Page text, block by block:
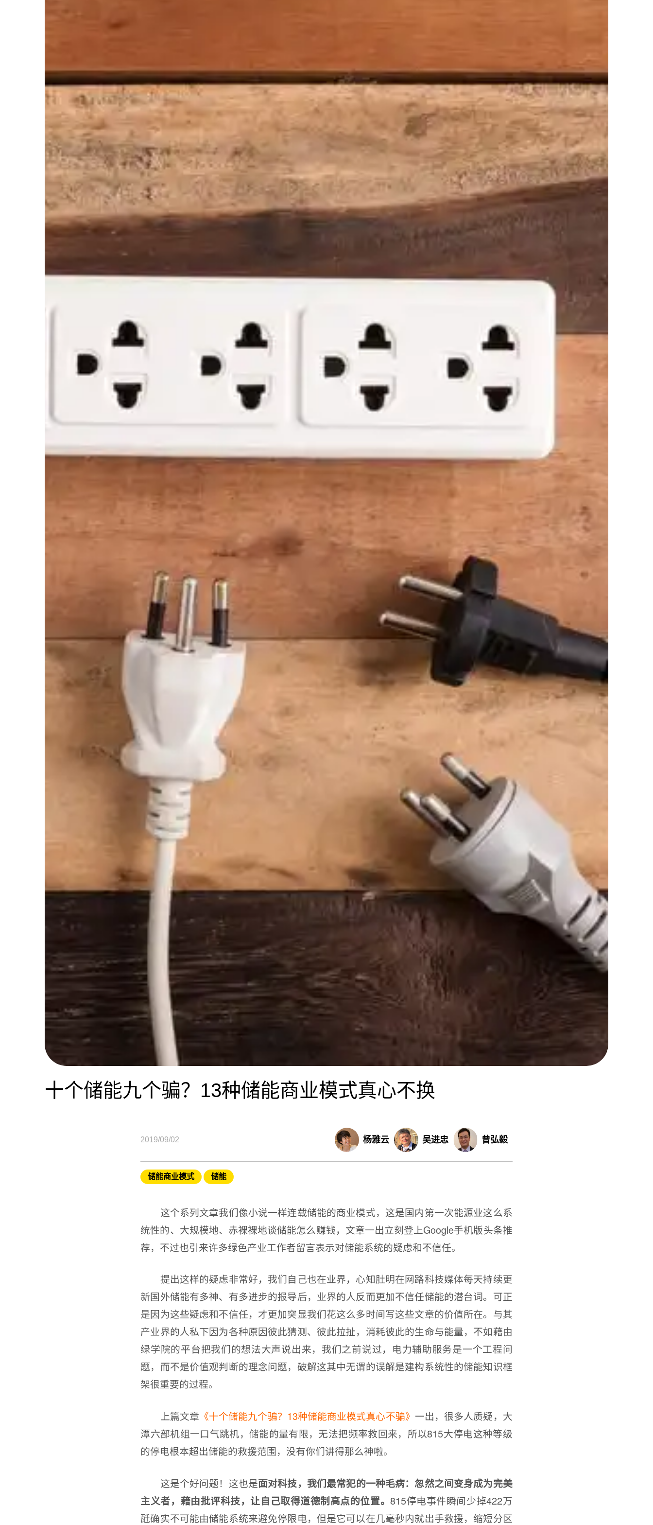
十个储能九个骗？13种储能商业模式真心不换
2019/09/02 杨雅云 吴进忠 曾弘毅
储能商业模式 储能
这个系列文章我们像小说一样连载储能的商业模式，这是国内第一次能源业这么系
统性的、大规模地、赤裸裸地谈储能怎么赚钱，文章一出立刻登上Google手机版头条推
荐，不过也引来许多绿色产业工作者留言表示对储能系统的疑虑和不信任。
提出这样的疑虑非常好，我们自己也在业界，心知肚明在网路科技媒体每天持续更
新国外储能有多神、有多进步的报导后，业界的人反而更加不信任储能的潜台词。可正
是因为这些疑虑和不信任，才更加突显我们花这么多时间写这些文章的价值所在。与其
产业界的人私下因为各种原因彼此猜测、彼此拉扯，消耗彼此的生命与能量，不如藉由
绿学院的平台把我们的想法大声说出来，我们之前说过，电力辅助服务是一个工程问
题，而不是价值观判断的理念问题，破解这其中无谓的误解是建构系统性的储能知识框
架很重要的过程。
上篇文章 《十个储能九个骗？13种储能商业模式真心不骗》 一出，很多人质疑，大
潭六部机组一口气跳机，储能的量有限，无法把频率救回来，所以815大停电这种等级
的停电根本超出储能的救援范围，没有你们讲得那么神啦。
这是个好问题！这也是面对科技，我们最常犯的一种毛病：忽然之间变身成为完美
主义者，藉由批评科技，让自己取得道德制高点的位置。815停电事件瞬间少掉422万
瓩确实不可能由储能系统来避免停限电，但是它可以在几毫秒内就出手救援，缩短分区